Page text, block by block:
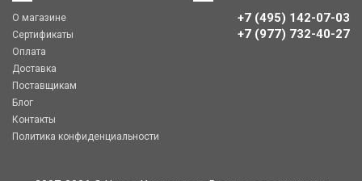
О магазине
Сертификаты
Оплата
Доставка
Поставщикам
Блог
Контакты
Политика конфиденциальности
+7 (495) 142-07-03
‎‎+7 (977) 732-40-27